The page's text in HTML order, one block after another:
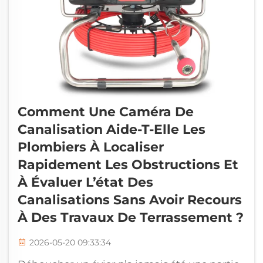
Comment Une Caméra De
Canalisation Aide-T-Elle Les
Plombiers À Localiser
Rapidement Les Obstructions Et
À Évaluer L’état Des
Canalisations Sans Avoir Recours
À Des Travaux De Terrassement ?
2026-05-20 09:33:34